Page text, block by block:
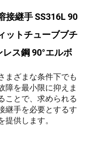
接継手 SS316L 90
ットチューブブチ
ス鋼 90°エルボ
まざまな条件下でも
障を最小限に抑えま
ことで、求められる
継手を必要とするす
供します。